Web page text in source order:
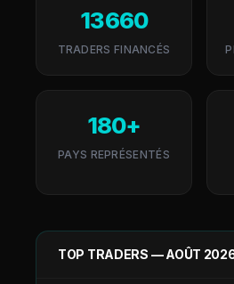
13 660
TRADERS FINANCÉS
180+
PAYS REPRÉSENTÉS
TOP TRADERS —AOÛT